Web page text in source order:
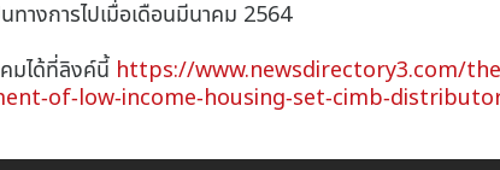
างการไปเมื่อเดือนมีนาคม 2564
มได้ที่ลิงค์นี้ https://www.newsdirectory3.com/
of-low-income-housing-set-cimb-